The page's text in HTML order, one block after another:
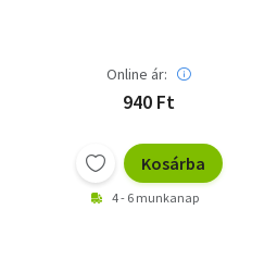
Online ár:
940 Ft
Kosárba
4 - 6 munkanap